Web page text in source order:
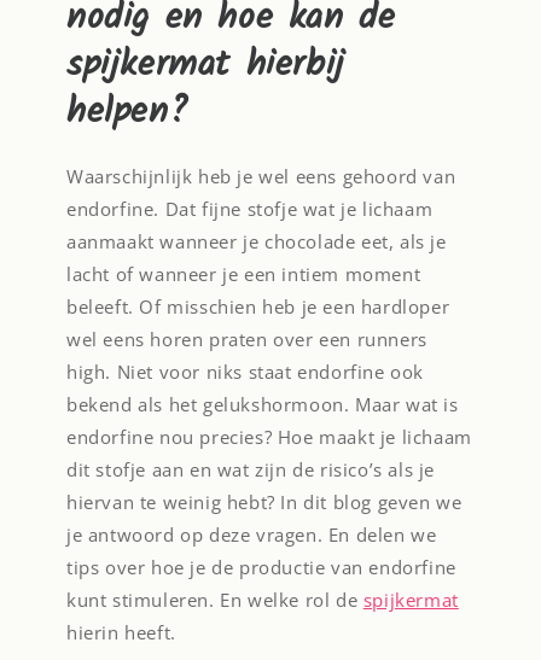
nodig en hoe kan de
spijkermat hierbij
helpen?
Waarschijnlijk heb je wel eens gehoord van
endorfine. Dat fijne stofje wat je lichaam
aanmaakt wanneer je chocolade eet, als je
lacht of wanneer je een intiem moment
beleeft. Of misschien heb je een hardloper
wel eens horen praten over een runners
high. Niet voor niks staat endorfine ook
bekend als het gelukshormoon. Maar wat is
endorfine nou precies? Hoe maakt je lichaam
dit stofje aan en wat zijn de risico’s als je
hiervan te weinig hebt? In dit blog geven we
je antwoord op deze vragen. En delen we
tips over hoe je de productie van endorfine
kunt stimuleren. En welke rol de spijkermat
hierin heeft.